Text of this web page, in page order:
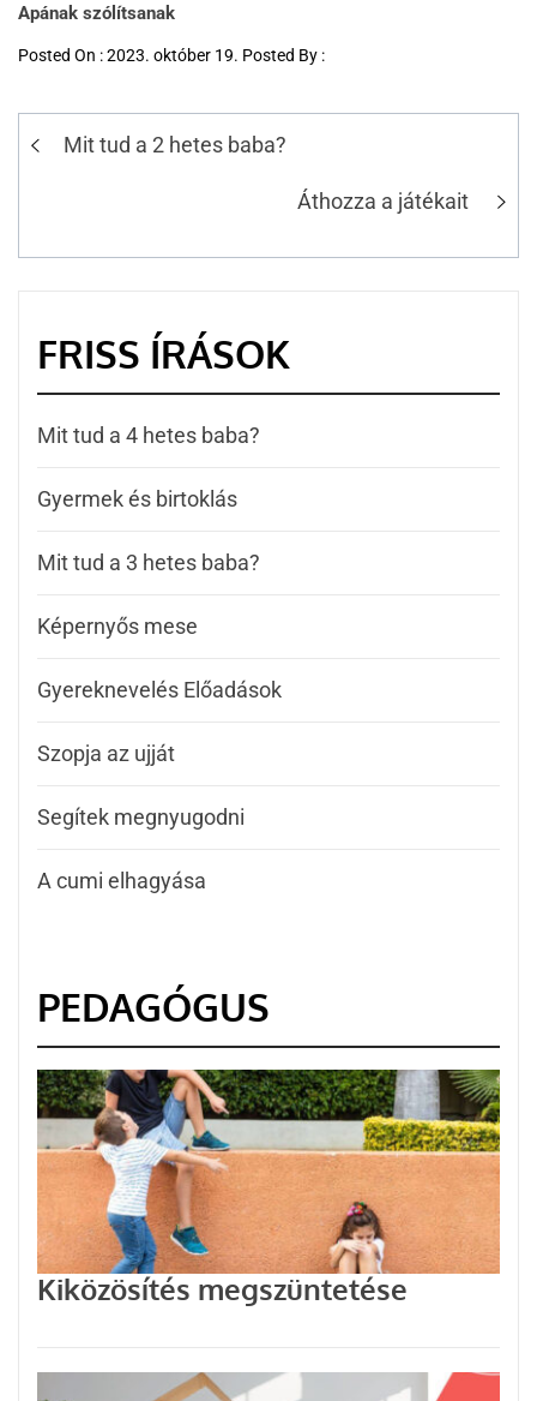
Apának szólítsanak
Posted On : 2023. október 19. Posted By :
Mit tud a 2 hetes baba?
Áthozza a játékait
FRISS ÍRÁSOK
Mit tud a 4 hetes baba?
Gyermek és birtoklás
Mit tud a 3 hetes baba?
Képernyős mese
Gyereknevelés Előadások
Szopja az ujját
Segítek megnyugodni
A cumi elhagyása
PEDAGÓGUS
Kiközösítés megszüntetése